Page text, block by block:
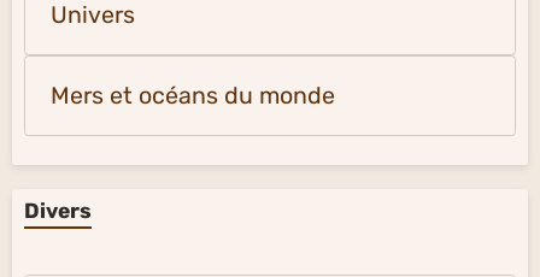
Univers
Mers et océans du monde
Divers